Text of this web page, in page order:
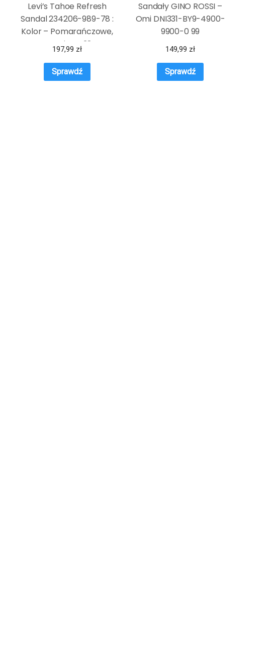
Levi’s Tahoe Refresh
Sandal 234206-989-78 :
Kolor – Pomarańczowe,
Rozmiar – 38
197,99 zł
Sprawdź
Sandały GINO ROSSI –
Omi DNI331-BY9-4900-
9900-0 99
149,99 zł
Sprawdź